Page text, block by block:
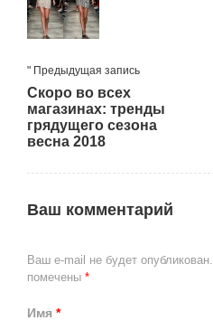
" Предыдущая запись
Скоро во всех
магазинах: тренды
грядущего сезона
весна 2018
Ваш комментарий
Ваш e-mail не будет опубликован.
помечены *
Имя *